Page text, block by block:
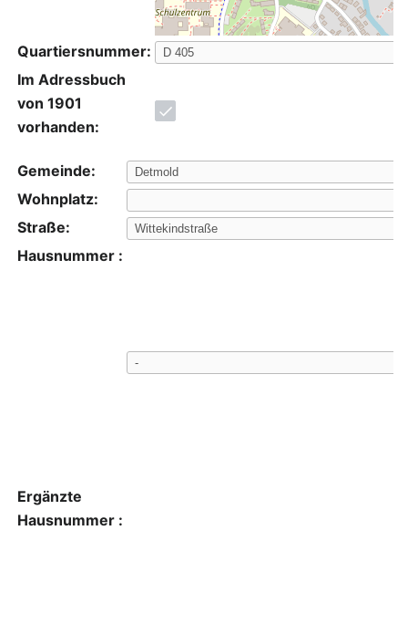
Quartiersnummer:
Im Adressbuch
von 1901
vorhanden:
Gemeinde:
Wohnplatz:
Straße:
Hausnummer :
Ergänzte
Hausnummer :